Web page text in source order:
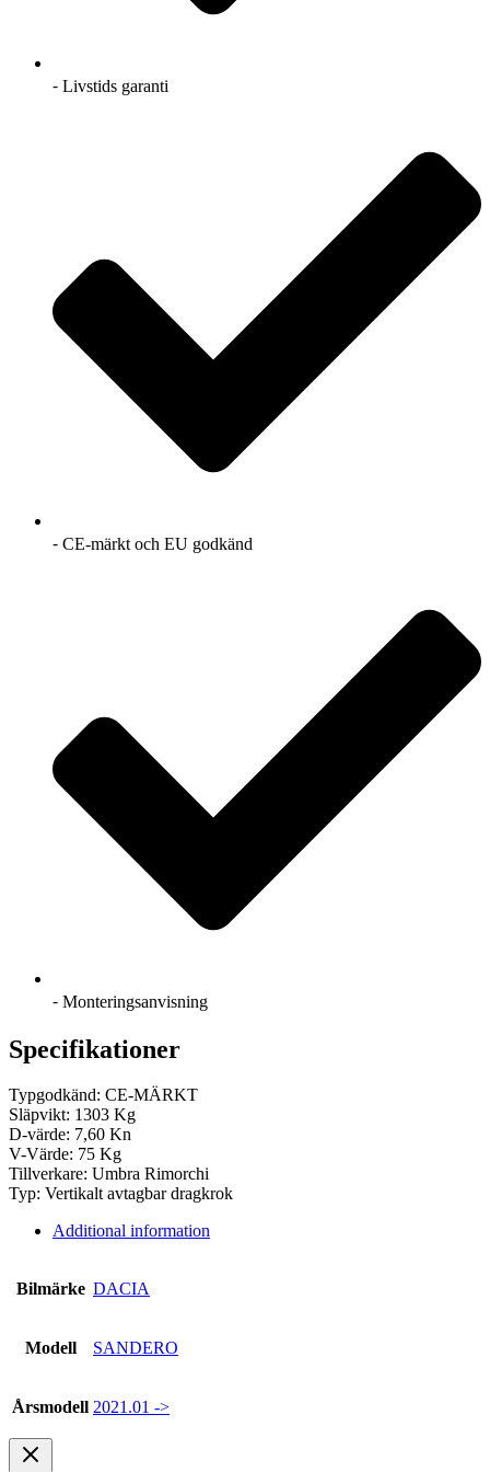
⁃ Livstids garanti
⁃ CE-märkt och EU godkänd
⁃ Monteringsanvisning
Specifikationer
Typgodkänd: CE-MÄRKT
Släpvikt: 1303 Kg
D-värde: 7,60 Kn
V-Värde: 75 Kg
Tillverkare: Umbra Rimorchi
Typ: Vertikalt avtagbar dragkrok
Additional information
Bilmärke DACIA
Modell SANDERO
Årsmodell 2021.01 ->